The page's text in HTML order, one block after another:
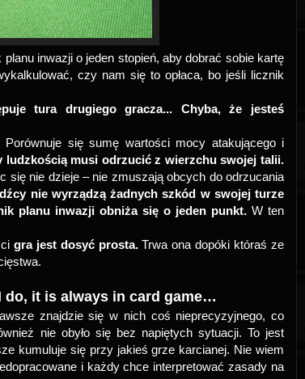
inwazji o jeden stopień, aby dobrać sobie kartę
czy nam się to opłaca, bo jeśli licznik
tura drugiego gracza... Chyba, że jesteś
się sumę wartości mocy atakującego i
musi odrzucić z wierzchu swojej talii.
się nie dzieje – nie zmuszają obcych do odrzucania
nie wyrządzą żadnych szkód w swojej turze
planu inwazji obniża się o jeden punkt. W ten
gra jest dosyć prosta.Trwa ona dopóki któraś ze
do, it is always in card game…
znajdzie się w nich coś nieprecyzyjnego, co
nie obyło się bez napiętych sytuacji. To jest
kumuluje się przy jakieś grze karcianej. Nie wiem
i każdy chce interpretować zasady na